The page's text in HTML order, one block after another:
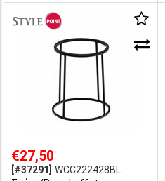
€27,50
[#37291]
WCC222428BL